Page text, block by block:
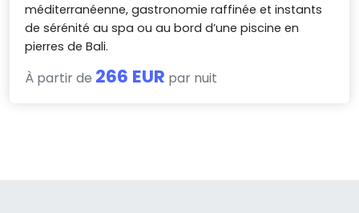
méditerranéenne, gastronomie raffinée et instants
de sérénité au spa ou au bord d’une piscine en
pierres de Bali.
À partir de 266 EUR par nuit